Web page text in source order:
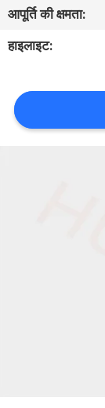
हमसे
करें
आपूर्ति की क्षमता:
हाइलाइट: